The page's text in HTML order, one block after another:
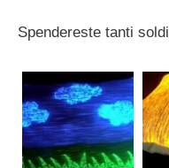
Spendereste tanti